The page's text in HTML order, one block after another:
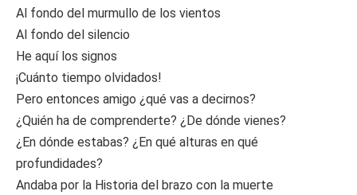
Al fondo del murmullo de los vientos
Al fondo del silencio
He aquí los signos
¡Cuánto tiempo olvidados!
Pero entonces amigo ¿qué vas a decirnos?
¿Quién ha de comprenderte? ¿De dónde vienes?
¿En dónde estabas? ¿En qué alturas en qué
profundidades?
Andaba por la Historia del brazo con la muerte